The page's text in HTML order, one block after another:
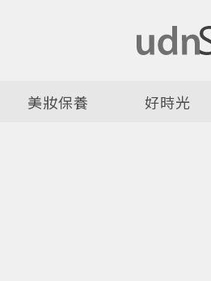
美妝保養 好時光